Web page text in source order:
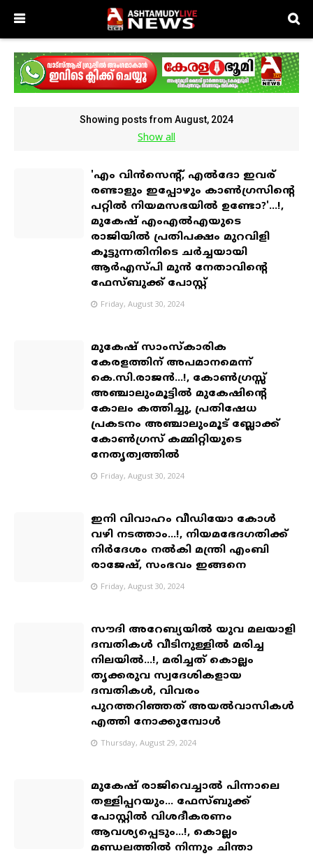
Showing posts from August, 2024
Show all
'എം വിൻസെന്റ്, എൽദോ ഇവര്
രണ്ടാളും ഇപ്പോഴും കാൺഗ്രസിന്റെ
പറ്റിൽ നിയമസഭയിൽ ഉണ്ടോ?'...!,
മുകേഷ് എംഎൽഎയുടെ
രാജിയിൽ പ്രതിപക്ഷം മുറവിളി
കൂട്ടുന്നതിനിടെ ചർച്ചയായി
ആർഎസ്പി മുൻ നേതാവിന്റെ
ഫേസ്ബുക്ക് പോസ്റ്റ്
Friday, August 30, 2024
മുകേഷ് സാംസ്കാരിക
കേരളത്തിന് അപമാനമെന്ന്
കെ.സി.രാജൻ...!, കോൺഗ്രസ്സ്
അഞ്ചാലുംമൂട്ടിൽ മുകേഷിൻ്റെ
കോലം കത്തിച്ചു, പ്രതിഷേധ
പ്രകടനം അഞ്ചാലുംമൂട് ബ്ലോക്ക്
കോൺഗ്രസ് കമ്മിറ്റിയുടെ
നേതൃത്വത്തിൽ
Friday, August 30, 2024
ഇനി വിവാഹം വീഡിയോ കോൾ
വഴി നടത്താം...!, നിയമഭേദഗതിക്ക്
നിർദേശം നൽകി മന്ത്രി എംബി
രാജേഷ്, സംഭവം ഇങ്ങനെ
Friday, August 30, 2024
സൗദി അറേബ്യയിൽ യുവ മലയാളി
ദമ്പതികൾ വീടിനുള്ളിൽ മരിച്ച
നിലയിൽ...!, മരിച്ചത് കൊല്ലം
തൃക്കരുവ സ്വദേശികളായ
ദമ്പതികൾ, വിവരം
പുറത്തറിഞ്ഞത് അയൽവാസികൾ
എത്തി നോക്കുമ്പോൾ
Thursday, August 29, 2024
മുകേഷ് രാജിവെച്ചാൽ പിന്നാലെ
തള്ളിപ്പറയും... ഫേസ്ബുക്ക്
പോസ്റ്റിൽ വിശദീകരണം
ആവശ്യപ്പെടും...!, കൊല്ലം
മണ്ഡലത്തിൽ നിന്നും ചിന്താ